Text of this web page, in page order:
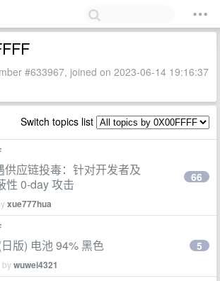
#633967, joined on 2023-06-14 19:16:37
Switch topics list
供应链投毒：针对开发者及
性 0-day 攻击
xue777hua
66
版) 电池 94% 黑色
bywuwei4321
5